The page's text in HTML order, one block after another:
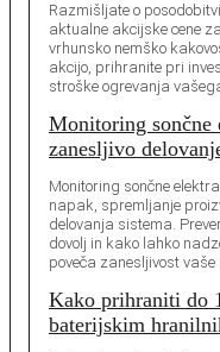
Razmišljate o
aktualne akcijske cene
vrhunsko nemško
akcijo, prihranite pri
stroške ogrevanja
Monitoring sončne
zanesljivo
Monitoring sončne
napak, spremljanje
delovanja sistema.
dovolj in kako lahko
poveča zanesljivost vaše
Kako prihraniti do
baterijskim